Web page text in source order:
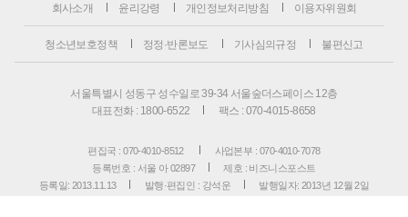
회사소개 윤리강령 개인정보처리방침 이용자위원회
청소년보호정책 정정·반론보도 기사심의규정 불편신고
서울특별시 성동구 성수일로 39-34 서울숲더스페이스 12층
대표전화 : 1800-6522
팩스 : 070-4015-8658
편집국 : 070-4010-8512
사업본부 : 070-4010-7078
등록번호 : 서울 아 02897
제호 : 비즈니스포스트
등록일: 2013.11.13
발행·편집인 : 강석운
발행일자: 2013년 12월 2일